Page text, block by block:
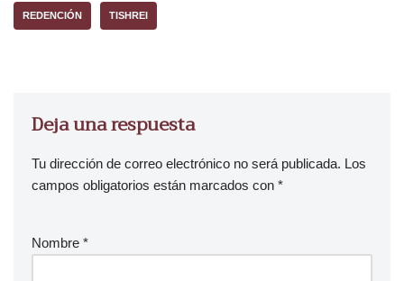
r
d
REDENCIÓN TISHREI
Deja una respuesta
Tu dirección de correo electrónico no será publicada. Los
campos obligatorios están marcados con *
Nombre *